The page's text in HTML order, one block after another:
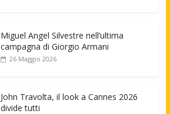
Miguel Angel Silvestre nell’ultima
campagna di Giorgio Armani
26 Maggio 2026
John Travolta, il look a Cannes 2026
divide tutti